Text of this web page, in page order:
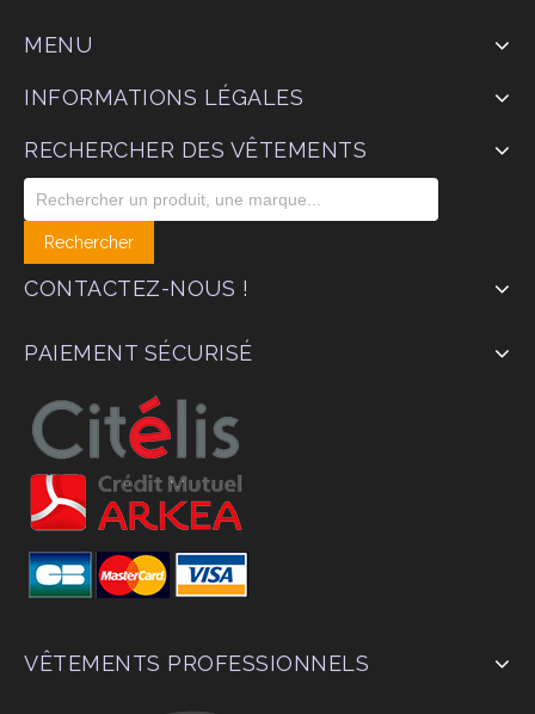
MENU
INFORMATIONS LÉGALES
RECHERCHER DES VÊTEMENTS
CONTACTEZ-NOUS !
PAIEMENT SÉCURISÉ
VÊTEMENTS PROFESSIONNELS